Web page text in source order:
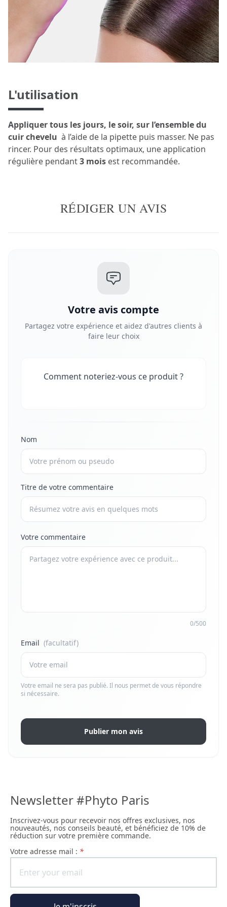
L'utilisation
Appliquer tous les jours, le soir, sur l’ensemble du
cuir chevelu à l’aide de la pipette puis masser. Ne pas
rincer. Pour des résultats optimaux, une application
régulière pendant3 mois est recommandée.
RÉDIGER UN AVIS
Votre avis compte
Partagez votre expérience et aidez d'autres clients à
faire leur choix
Comment noteriez-vous ce produit ?
Nom
Titre de votre commentaire
Votre commentaire
0/500
Email (facultatif)
Votre email ne sera pas publié. Il nous permet de vous répondre
si nécessaire.
Publier mon avis
Newsletter #Phyto Paris
Inscrivez-vous pour recevoir nos offres exclusives, nos
nouveautés, nos conseils beauté, et bénéficiez de 10% de
réduction sur votre première commande.
Votre adresse mail : *